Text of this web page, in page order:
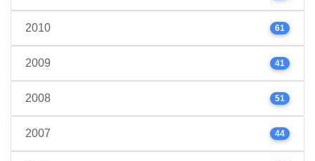
2010 61
2009 41
2008 51
2007 44